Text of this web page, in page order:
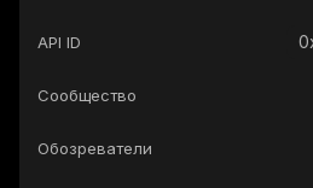
API ID
Сообщество
Обозреватели